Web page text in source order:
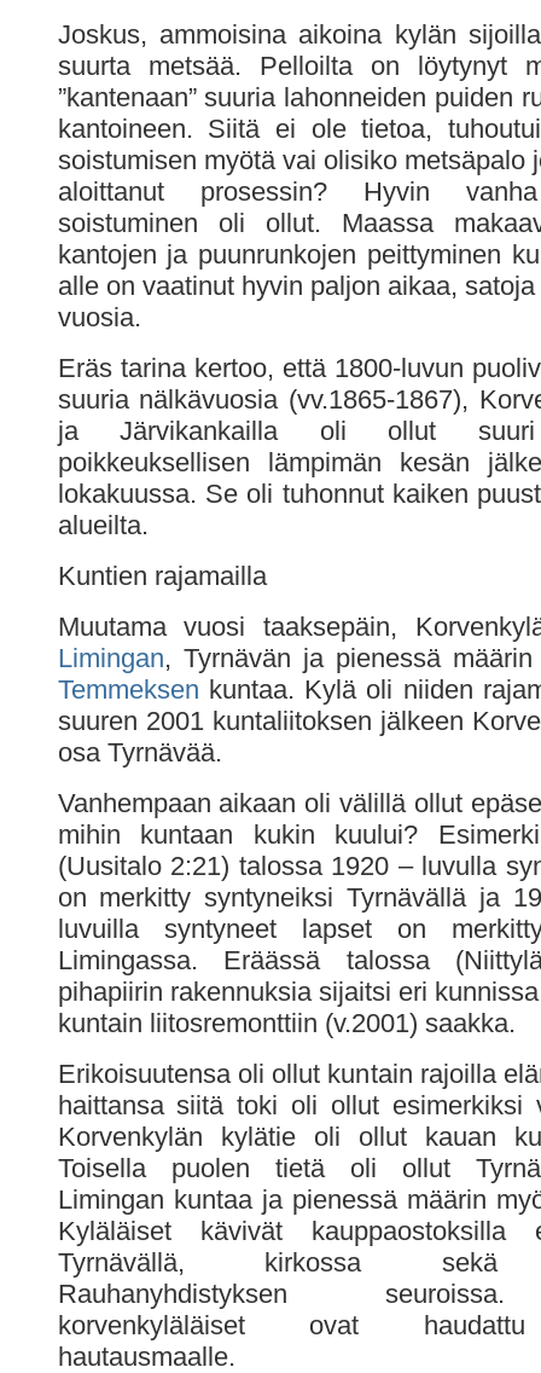
Joskus, ammoisina aikoina kylän
suurta metsää. Pelloilta on löytynyt
”kantenaan” suuria lahonneiden puiden
kantoineen. Siitä ei ole tietoa,
soistumisen myötä vai olisiko metsäpalo
aloittanut prosessin? Hyvin
soistuminen oli ollut. Maassa
kantojen ja puunrunkojen peittyminen
alle on vaatinut hyvin paljon aikaa,
vuosia.
Eräs tarina kertoo, että 1800-luvun
suuria nälkävuosia (vv.1865-1867),
ja Järvikankailla oli ollut suuri
poikkeuksellisen lämpimän kesän
lokakuussa. Se oli tuhonnut kaiken
alueilta.
Kuntien rajamailla
Muutama vuosi taaksepäin,
Limingan, Tyrnävän ja pienessä
Temmeksen kuntaa. Kylä oli niiden
suuren 2001 kuntaliitoksen jälkeen
osa Tyrnävää.
Vanhempaan aikaan oli välillä ollut
mihin kuntaan kukin kuului?
(Uusitalo 2:21) talossa 1920 – luvulla
on merkitty syntyneiksi Tyrnävällä ja
luvuilla syntyneet lapset on
Limingassa. Eräässä talossa
pihapiirin rakennuksia sijaitsi eri
kuntain liitosremonttiin (v.2001) saakka.
Erikoisuutensa oli ollut kuntain rajoilla
haittansa siitä toki oli ollut esimerkiksi
Korvenkylän kylätie oli ollut kauan
Toisella puolen tietä oli ollut
Limingan kuntaa ja pienessä määrin
Kyläläiset kävivät kauppaostoksilla
Tyrnävällä, kirkossa sekä
Rauhanyhdistyksen
korvenkyläläiset ovat
hautausmaalle.